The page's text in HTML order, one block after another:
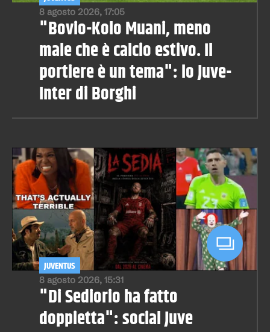
8 agosto 2026, 17:05
"Bovio-Kolo Muani, meno
male che è calcio estivo. Il
portiere è un tema": lo Juve-
Inter di Borghi
8 agosto 2026, 15:31
JUVENTUS
"Di Sediorio ha fatto
doppietta": social Juve